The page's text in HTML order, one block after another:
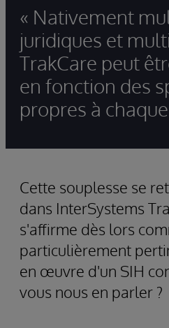
« Nativement
juridiques et
TrakCare peut
en fonction des
propres à chaque
Cette souplesse se
dans InterSystems
s'affirme dès lors
particulièrement
en œuvre d'un SIH
vous nous en parler ?